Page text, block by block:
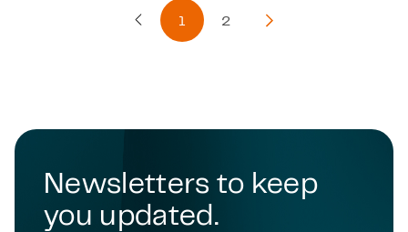
Página Anterior
1 2
Próxima página
Newsletters to keep
you updated.